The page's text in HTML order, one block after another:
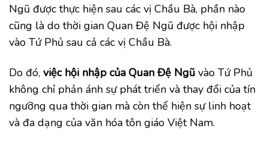
Ngũ được thực hiện sau các vị Chầu Bà, phần nào
cũng là do thời gian Quan Đệ Ngũ được hội nhập
vào Tứ Phủ sau cả các vị Chầu Bà.
Do đó, việc hội nhập của Quan Đệ Ngũ vào Tứ Phủ
không chỉ phản ánh sự phát triển và thay đổi của tín
ngưỡng qua thời gian mà còn thể hiện sự linh hoạt
và đa dạng của văn hóa tôn giáo Việt Nam.